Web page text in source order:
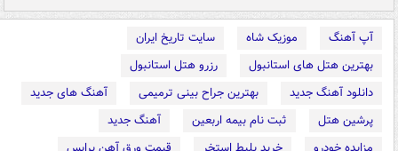
آپ آهنگ موزیک شاه
سایت تاریخ ایران
بهترین هتل های استانبول
رزرو هتل استانبول
دانلود آهنگ جدید
بهترین جراح بینی ترمیمی
آهنگ های جدید
پرشین هتل
ثبت نام بیمه اربعین
آهنگ جدید